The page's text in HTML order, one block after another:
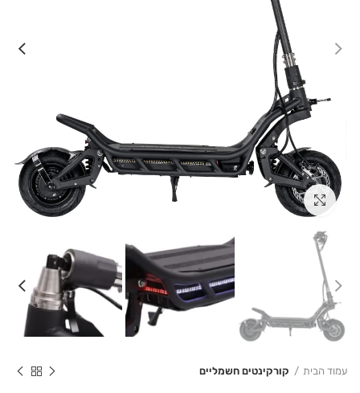
Click to enlarge
עמוד הבית קורקינטים חשמליים